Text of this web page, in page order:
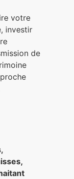
votre
investir
de